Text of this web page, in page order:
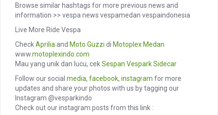
Browse similar hashtags for more previous news and
information >> vespa news vespamedan vespaindonesia
Live More Ride Vespa
CheckApriliaand Moto Guzzi di Motoplex Medan
www.motoplexindo.com
Mau yang unik dan lucu, cekSespan VesparkSidecar
Follow our social media, facebook, instagram for more
updates and share your photos with us by tagging our
Instagram @vesparkindo
Check out our instagram posts from this link :